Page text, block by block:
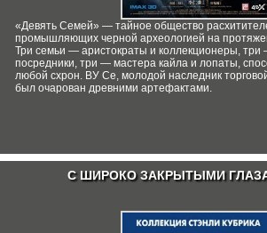
«Девять Семей» — тайное общество
промышляющих черной археологией на
Три семьи — аристократы и коллекционеры, три
посредники, три — мастера кайла и лопаты,
любой схрон. ВУ Се, молодой наследник
был очарован древними артефактами.
С ШИРОКО ЗАКРЫТЫМИ